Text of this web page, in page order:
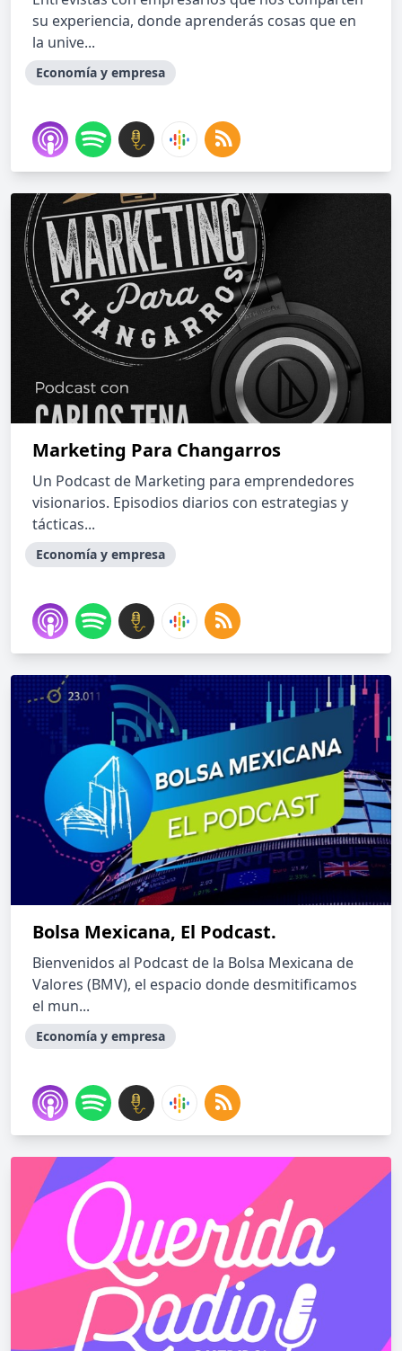
su experiencia, donde aprenderás cosas que en
la unive...
Economía y empresa
Marketing Para Changarros
Un Podcast de Marketing para emprendedores
visionarios. Episodios diarios con estrategias y
tácticas...
Economía y empresa
Bolsa Mexicana, El Podcast.
Bienvenidos al Podcast de la Bolsa Mexicana de
Valores (BMV), el espacio donde desmitificamos
el mun...
Economía y empresa